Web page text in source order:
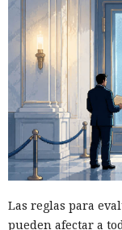
Las reglas para
pueden afectar a